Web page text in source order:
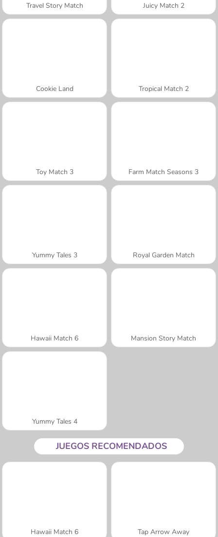
Travel Story Match Juicy Match 2
Cookie Land Tropical Match 2
Toy Match 3 Farm Match Seasons 3
Yummy Tales 3 Royal Garden Match
Hawaii Match 6 Mansion Story Match
Yummy Tales 4
JUEGOS RECOMENDADOS
Hawaii Match 6 Tap Arrow Away